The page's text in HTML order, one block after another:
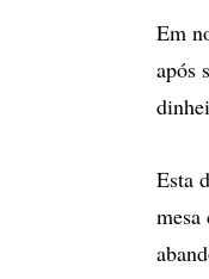
Em
após
Esta